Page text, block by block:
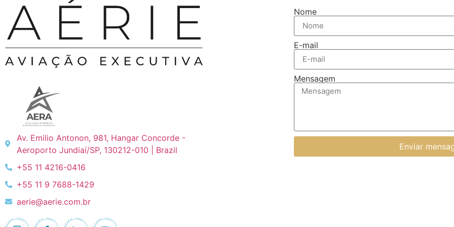
Av. Emilio Antonon, 981, Hangar Concorde -
Aeroporto Jundiaí/SP, 130212-010 | Brazil
+55 11 4216-0416
+55 11 9 7688-1429
aerie@aerie.com.br
Nome
E-mail
Mensagem
Enviar